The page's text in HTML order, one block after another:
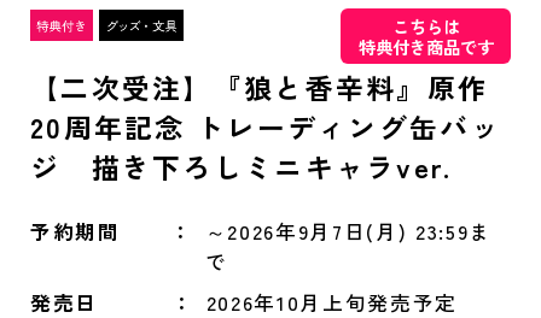
こちらは
特典付き商品です
【二次受注】『狼と香辛料』原作
20周年記念 トレーディング缶バッ
ジ 描き下ろしミニキャラver.
予約期間
～2026年9月7日(月) 23:59ま
で
発売日
2026年10月上旬発売予定